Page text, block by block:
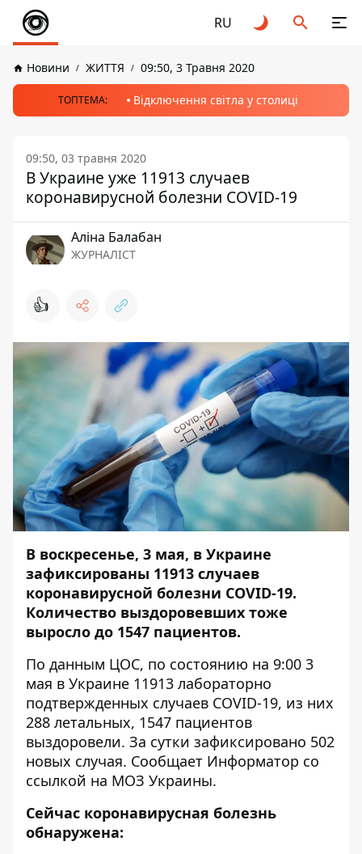
RU
Новини ЖИТТЯ 09:50, 3 Травня 2020
ТОПТЕМА: Відключення світла у столиці
09:50, 03 травня 2020
В Украине уже 11913 случаев
коронавирусной болезни COVID-19
Аліна Балабан
ЖУРНАЛІСТ
👍
В воскресенье, 3 мая, в Украине
зафиксированы 11913 случаев
коронавирусной болезни COVID-19.
Количество выздоровевших тоже
выросло до 1547 пациентов.
По данным ЦОС, по состоянию на 9:00 3
мая в Украине 11913 лабораторно
подтвержденных случаев COVID-19, из них
288 летальных, 1547 пациентов
выздоровели. За сутки зафиксировано 502
новых случая. Сообщает Информатор со
ссылкой на МОЗ Украины.
Сейчас коронавирусная болезнь
обнаружена: